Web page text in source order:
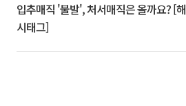
입추매직 '불발', 처서매직은 올까요? [해
시태그]